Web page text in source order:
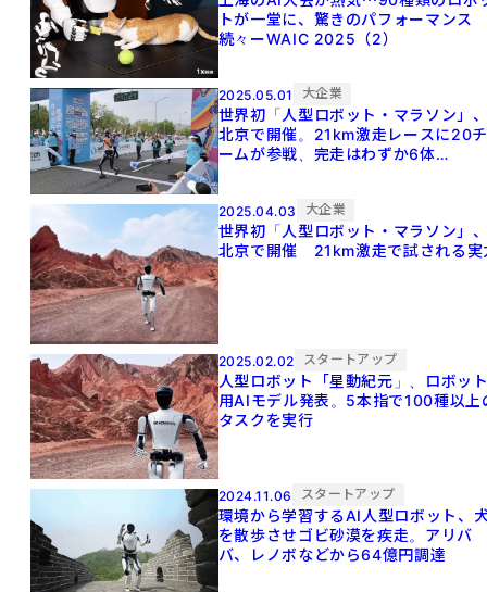
トが一堂に、驚きのパフォーマンス
続々ーWAIC 2025（2）
2025.05.01 大企業
世界初「人型ロボット・マラソン」
北京で開催。21km激走レースに20チ
ームが参戦、完走はわずか6体
【Update】
2025.04.03 大企業
世界初「人型ロボット・マラソン」
北京で開催 21km激走で試される実
2025.02.02 スタートアップ
人型ロボット「星動紀元」、ロボッ
用AIモデル発表。5本指で100種以上
タスクを実行
2024.11.06 スタートアップ
環境から学習するAI人型ロボット、
を散歩させゴビ砂漠を疾走。アリバ
バ、レノボなどから64億円調達